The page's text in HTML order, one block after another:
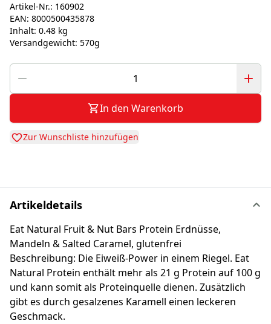
Artikel-Nr.: 160902
EAN: 8000500435878
Inhalt: 0.48 kg
Versandgewicht: 570g
In den Warenkorb
Zur Wunschliste hinzufügen
Artikeldetails
Eat Natural Fruit & Nut Bars Protein Erdnüsse,
Mandeln & Salted Caramel, glutenfrei
Beschreibung: Die Eiweiß-Power in einem Riegel. Eat
Natural Protein enthält mehr als 21 g Protein auf 100 g
und kann somit als Proteinquelle dienen. Zusätzlich
gibt es durch gesalzenes Karamell einen leckeren
Geschmack.